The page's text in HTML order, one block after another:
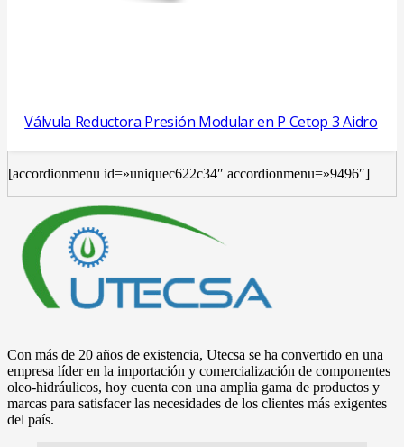
Válvula Reductora Presión Modular en P Cetop 3 Aidro
[accordionmenu id=»uniquec622c34″ accordionmenu=»9496″]
Con más de 20 años de existencia, Utecsa se ha convertido en una
empresa líder en la importación y comercialización de componentes
oleo-hidráulicos, hoy cuenta con una amplia gama de productos y
marcas para satisfacer las necesidades de los clientes más exigentes
del país.